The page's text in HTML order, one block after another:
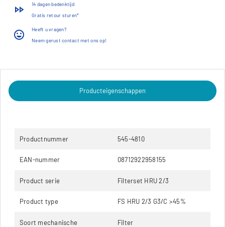
fast_forward
14 dagen bedenktijd
Gratis retour sturen*
insert_emoticon
Heeft u vragen?
Neem gerust contact met ons op!
Producteigenschappen
Productnummer 545-4810
EAN-nummer 08712922958155
Product serie Filterset HRU 2/3
Product type FS HRU 2/3 G3/C >45%
Soort mechanische
Filter